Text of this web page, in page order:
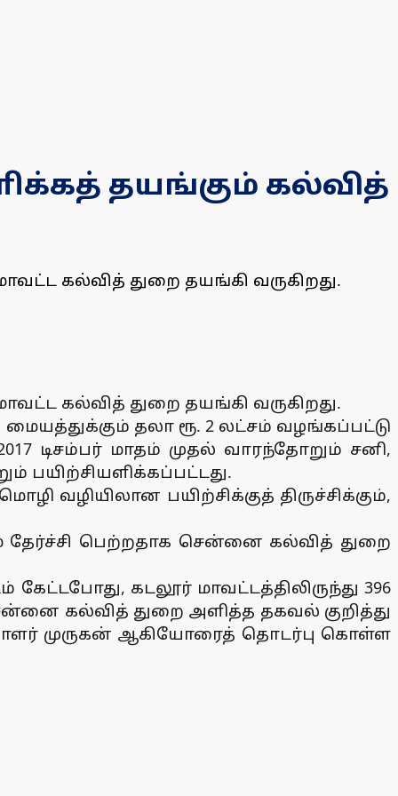
தயங்கும் கல்வித்
கல்வித் துறை தயங்கி வருகிறது.
கல்வித் துறை தயங்கி வருகிறது.
தலா ரூ. 2 லட்சம் வழங்கப்பட்டு
டிசம்பர் மாதம் முதல் வாரந்தோறும் சனி,
பயிற்சியளிக்கப்பட்டது.
வழியிலான பயிற்சிக்குத் திருச்சிக்கும்,
தேர்ச்சி பெற்றதாக சென்னை கல்வித் துறை
கடலூர் மாவட்டத்திலிருந்து 396
கல்வித் துறை அளித்த தகவல் குறித்து
முருகன் ஆகியோரைத் தொடர்பு கொள்ள